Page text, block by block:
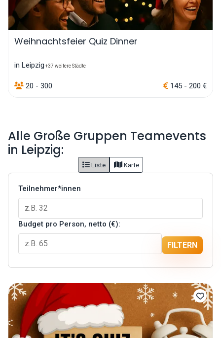
Weihnachtsfeier Quiz Dinner
in Leipzig +37 weitere Städte
20 - 300 145 - 200 €
Alle Große Gruppen Teamevents
in Leipzig:
Liste Karte
Teilnehmer*innen
Budget pro Person, netto (€):
FILTERN